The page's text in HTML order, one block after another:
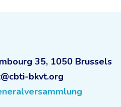
35, 1050 Brussels
bkvt.org